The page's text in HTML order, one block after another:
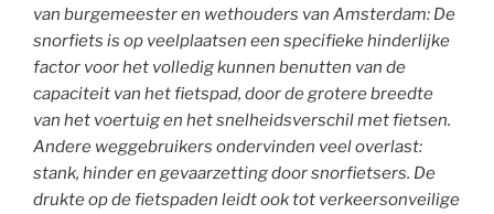
van burgemeester en wethouders van Amsterdam: De
snorfiets is op veelplaatsen een specifieke hinderlijke
factor voor het volledig kunnen benutten van de
capaciteit van het fietspad, door de grotere breedte
van het voertuig en het snelheidsverschil met fietsen.
Andere weggebruikers ondervinden veel overlast:
stank, hinder en gevaarzetting door snorfietsers. De
drukte op de fietspaden leidt ook tot verkeersonveilige